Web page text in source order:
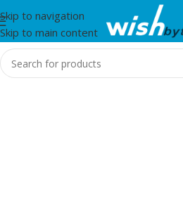
Skip to navigation
Skip to main content
Home/IT